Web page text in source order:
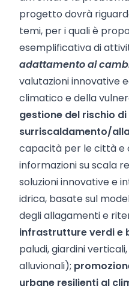
progetto dovrà
temi, per i quali è
esemplificativa di
adattamento ai
valutazioni innovative
climatico e della
gestione del rischio di
surriscaldamento/
capacità per le città e
informazioni su scala
soluzioni innovative e
idrica, basate sul
degli allagamenti e
infrastrutture verdi e
paludi, giardini
alluvionali);
urbane resilienti al